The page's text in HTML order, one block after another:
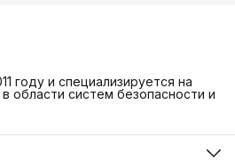
году и специализируется на
области систем безопасности и